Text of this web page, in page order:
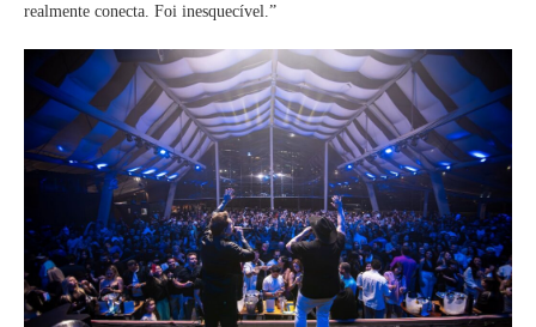
realmente conecta. Foi inesquecível.”